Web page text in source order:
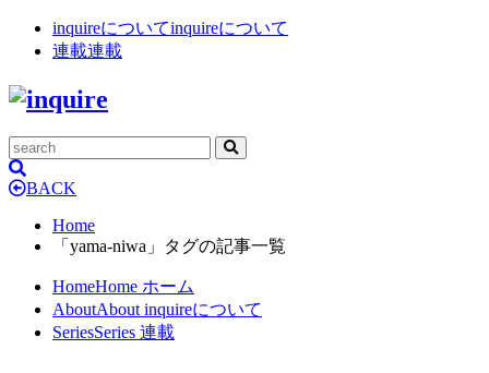
inquireについてinquireについて
連載連載
BACK
Home
「yama-niwa」タグの記事一覧
HomeHome ホーム
AboutAbout inquireについて
SeriesSeries 連載